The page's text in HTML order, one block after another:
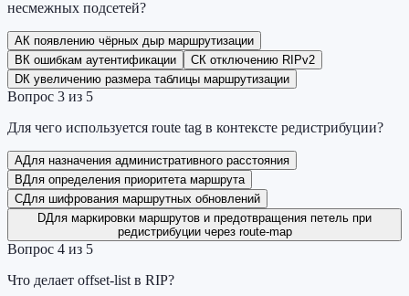
несмежных подсетей?
AК появлению чёрных дыр маршрутизации
B К ошибкам аутентификации CК отключению RIPv2
DК увеличению размера таблицы маршрутизации
Вопрос 3 из 5
Для чего используется route tag в контексте редистрибуции?
AДля назначения административного расстояния
BДля определения приоритета маршрута
CДля шифрования маршрутных обновлений
DДля маркировки маршрутов и предотвращения петель при
редистрибуции через route-map
Вопрос 4 из 5
Что делает offset-list в RIP?